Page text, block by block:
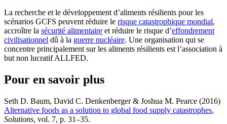
La recherche et le développement d’aliments résilients pour les
scénarios GCFS peuvent réduire le risque catastrophique mondial,
accroître la sécurité alimentaire et réduire le risque d’effondrement
civilisationnel dû à la guerre nucléaire. Une organisation qui se
concentre principalement sur les aliments résilients est l’association à
but non lucratif ALLFED.
Pour en savoir plus
Seth D. Baum, David C. Denkenberger & Joshua M. Pearce (2016)
Alternative foods as a solution to global food supply catastrophes,
Solutions, vol. 7, p. 31–35.